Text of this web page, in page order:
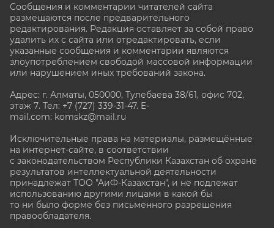
Сообщения и комментарии читателей сайта
размещаются после предварительного
редактирования. Редакция оставляет за собой право
удалить их с сайта или отредактировать, если
указанные сообщения и комментарии являются
злоупотреблением свободой массовой информации
или нарушением иных требований закона.
Адрес: г. Алматы, 050000, Тулебаева 38/61, офис 702,
этаж 7. Тел: +7 (727) 339-31-47. E-
mail.com: komskz@mail.ru
Исключительные права на материалы, размещённые
на интернет-сайте, в соответствии
с законодательством Республики Казахстан об охране
результатов интеллектуальной деятельности
принадлежат ТОО "АиФ-Казахстан", и не подлежат
использованию другими лицами в какой бы
то ни было форме без письменного разрешения
правообладателя.